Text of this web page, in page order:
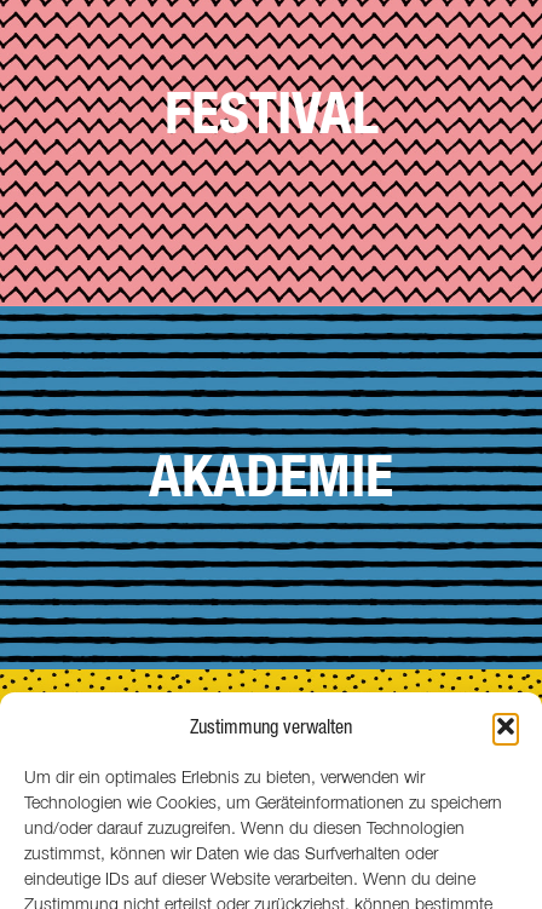
Zustimmung verwalten
Um dir ein optimales Erlebnis zu bieten, verwenden wir
Technologien wie Cookies, um Geräteinformationen zu speichern
und/oder darauf zuzugreifen. Wenn du diesen Technologien
zustimmst, können wir Daten wie das Surfverhalten oder
eindeutige IDs auf dieser Website verarbeiten. Wenn du deine
FESTIVAL
AKADEMIE
MENSCHEN